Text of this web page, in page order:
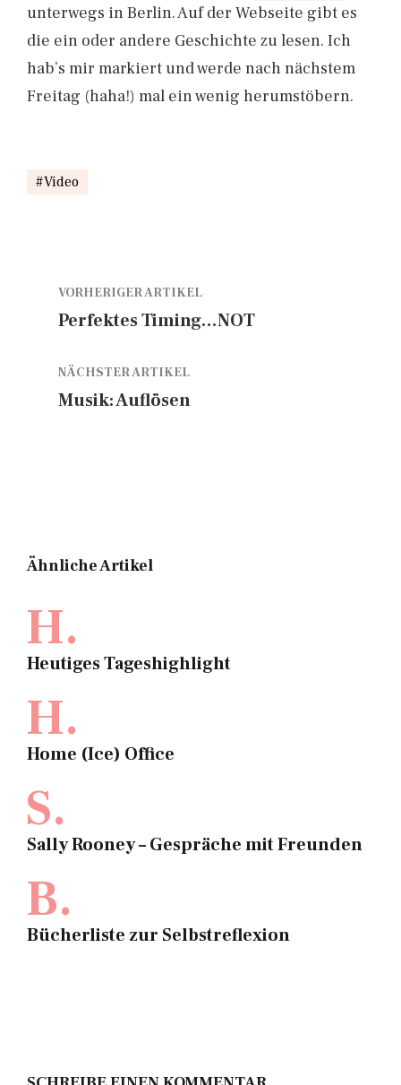
unterwegs in Berlin. Auf der Webseite gibt es
die ein oder andere Geschichte zu lesen. Ich
hab’s mir markiert und werde nach nächstem
Freitag (haha!) mal ein wenig herumstöbern.
Video
VORHERIGER ARTIKEL
Perfektes Timing…NOT
NÄCHSTER ARTIKEL
Musik: Auflösen
Ähnliche Artikel
H.
Heutiges Tageshighlight
H.
Home (Ice) Office
S.
Sally Rooney – Gespräche mit Freunden
B.
Bücherliste zur Selbstreflexion